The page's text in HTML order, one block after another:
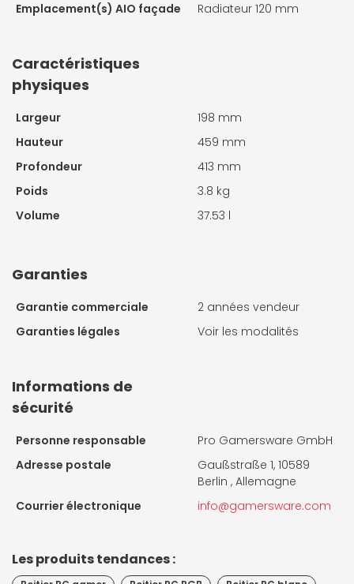
Emplacement(s) AIO façade
Radiateur 120 mm
Caractéristiques
physiques
Largeur
198 mm
Hauteur
459 mm
Profondeur
413 mm
Poids
3.8 kg
Volume
37.53 l
Garanties
Garantie commerciale
2 années vendeur
Garanties légales
Voir les modalités
Informations de
sécurité
Personne responsable
Pro Gamersware GmbH
Adresse postale
Gaußstraße 1, 10589
Berlin , Allemagne
Courrier électronique
info@gamersware.com
Les produits tendances :